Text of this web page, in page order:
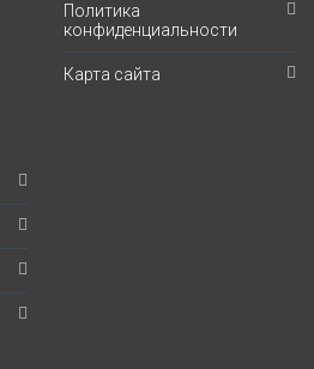
Политика
конфиденциальности
Карта сайта